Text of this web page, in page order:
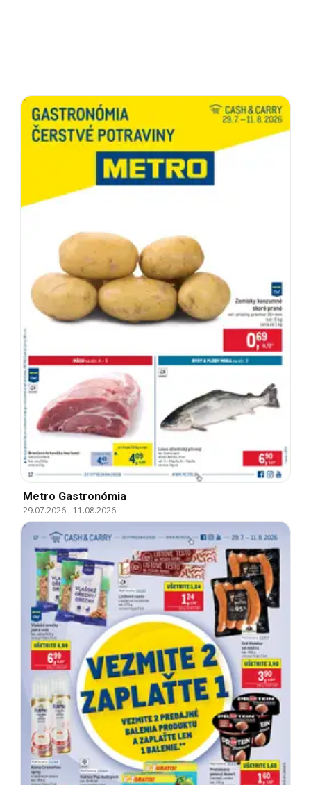
Metro Gastronómia
29.07.2026- 11.08.2026